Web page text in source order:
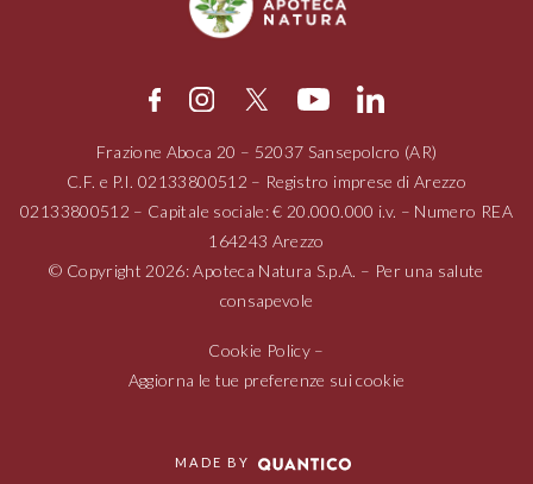
Frazione Aboca 20 – 52037 Sansepolcro (AR)
C.F. e P.I.02133800512 – Registro imprese di Arezzo
02133800512 – Capitale sociale: € 20.000.000 i.v. – Numero REA
164243 Arezzo
© Copyright 2026: Apoteca Natura S.p.A. – Per una salute
consapevole
Cookie Policy–
Aggiorna le tue preferenze sui cookie
MADE BY